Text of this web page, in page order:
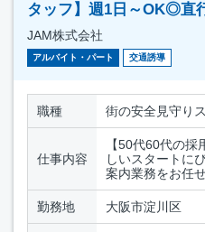
タッフ】週1日～OK◎直
JAM株式会社
アルバイト・パート 交通誘導
職種 街の安全見守り
仕事内容
【50代60代の
しいスタートに
案内業務をお任
勤務地 大阪市淀川区